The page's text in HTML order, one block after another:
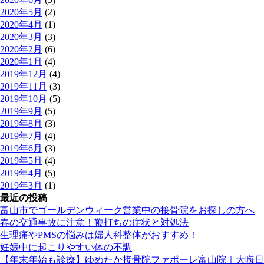
2020年5月 (2)
2020年4月 (1)
2020年3月 (3)
2020年2月 (6)
2020年1月 (4)
2019年12月 (4)
2019年11月 (3)
2019年10月 (5)
2019年9月 (5)
2019年8月 (3)
2019年7月 (4)
2019年6月 (3)
2019年5月 (4)
2019年4月 (5)
2019年3月 (1)
最近の投稿
富山市でゴールデンウィーク営業中の接骨院をお探しの方へ
春の交通事故に注意！鞭打ちの症状と対処法
生理痛やPMSの悩みは婦人科整体がおすすめ！
妊娠中に起こりやすい体の不調
【年末年始も診療】ゆめたか接骨院ファボーレ富山院｜大晦